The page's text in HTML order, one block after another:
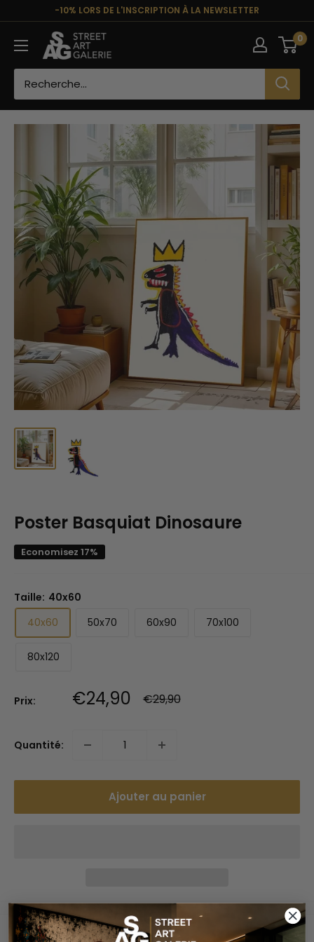
contenu
-10% LORS DE L'INSCRIPTION À LA NEWSLETTER
Street
Art
0
Poster Basquiat Dinosaure
Economisez 17%
Taille: 40x60
40x60
50x70 60x90 70x100
80x120
Prix: Prix
réduit
€24,90 Prix
normal
€29,90
Quantité:
Ajouter au panier